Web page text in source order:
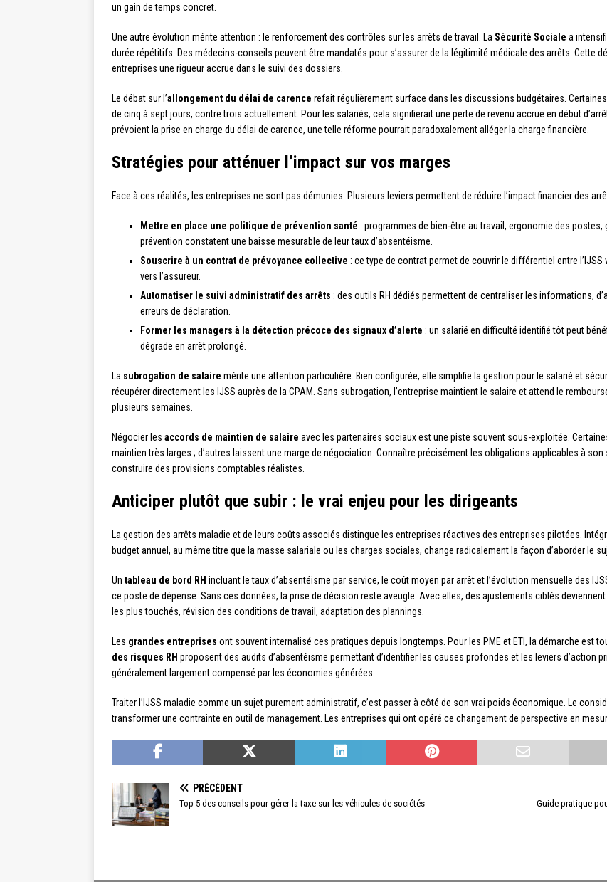
un gain de temps concret.
Une autre évolution mérite attention : le renforcement des contrôles sur les arrêts de travail. La Sécurité Sociale a
durée répétitifs. Des médecins-conseils peuvent être mandatés pour s’assurer de la légitimité médicale des arrêts. Cette
entreprises une rigueur accrue dans le suivi des dossiers.
Le débat sur l’allongement du délai de carence refait régulièrement surface dans les discussions budgétaires.
de cinq à sept jours, contre trois actuellement. Pour les salariés, cela signifierait une perte de revenu accrue en début
prévoient la prise en charge du délai de carence, une telle réforme pourrait paradoxalement alléger la charge financière.
Stratégies pour atténuer l’impact sur vos marges
Face à ces réalités, les entreprises ne sont pas démunies. Plusieurs leviers permettent de réduire l’impact financier des
Mettre en place une politique de prévention santé : programmes de bien-être au travail, ergonomie des
prévention constatent une baisse mesurable de leur taux d’absentéisme.
Souscrire à un contrat de prévoyance collective : ce type de contrat permet de couvrir le différentiel entre
vers l’assureur.
Automatiser le suivi administratif des arrêts : des outils RH dédiés permettent de centraliser les informations,
erreurs de déclaration.
Former les managers à la détection précoce des signaux d’alerte : un salarié en difficulté identifié tôt peut
dégrade en arrêt prolongé.
La subrogation de salaire mérite une attention particulière. Bien configurée, elle simplifie la gestion pour le salarié et
récupérer directement les IJSS auprès de la CPAM. Sans subrogation, l’entreprise maintient le salaire et attend le
plusieurs semaines.
Négocier les accords de maintien de salaire avec les partenaires sociaux est une piste souvent sous-exploitée.
maintien très larges ; d’autres laissent une marge de négociation. Connaître précisément les obligations applicables à
construire des provisions comptables réalistes.
Anticiper plutôt que subir : le vrai enjeu pour les dirigeants
La gestion des arrêts maladie et de leurs coûts associés distingue les entreprises réactives des entreprises pilotées.
budget annuel, au même titre que la masse salariale ou les charges sociales, change radicalement la façon d’aborder le
Un tableau de bord RH incluant le taux d’absentéisme par service, le coût moyen par arrêt et l’évolution mensuelle des
ce poste de dépense. Sans ces données, la prise de décision reste aveugle. Avec elles, des ajustements ciblés
les plus touchés, révision des conditions de travail, adaptation des plannings.
Les grandes entreprises ont souvent internalisé ces pratiques depuis longtemps. Pour les PME et ETI, la démarche est
des risques RH proposent des audits d’absentéisme permettant d’identifier les causes profondes et les leviers d’action
généralement largement compensé par les économies générées.
Traiter l’IJSS maladie comme un sujet purement administratif, c’est passer à côté de son vrai poids économique. Le
transformer une contrainte en outil de management. Les entreprises qui ont opéré ce changement de perspective en
PRÉCÉDENT
Top 5 des conseils pour gérer la taxe sur les véhicules de sociétés Guide pratique